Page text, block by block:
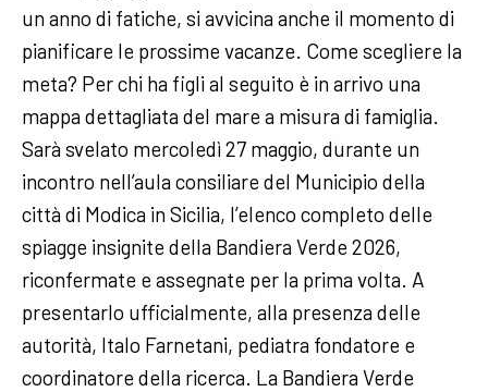
un anno di fatiche, si avvicina anche il momento di
pianificare le prossime vacanze. Come scegliere la
meta? Per chi ha figli al seguito è in arrivo una
mappa dettagliata del mare a misura di famiglia.
Sarà svelato mercoledì 27 maggio, durante un
incontro nell’aula consiliare del Municipio della
città di Modica in Sicilia, l’elenco completo delle
spiagge insignite della Bandiera Verde 2026,
riconfermate e assegnate per la prima volta. A
presentarlo ufficialmente, alla presenza delle
autorità, Italo Farnetani, pediatra fondatore e
coordinatore della ricerca. La Bandiera Verde